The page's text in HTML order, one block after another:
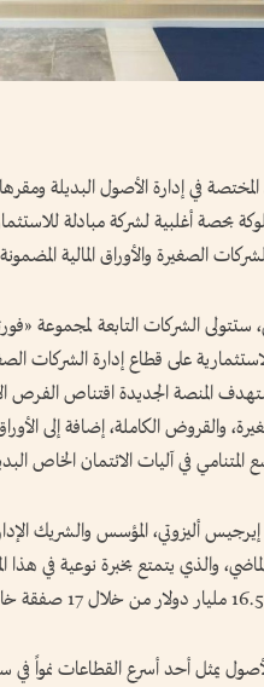
في إدارة الأصول البديلة
بحصة أغلبية لشركة مبادلة
الصغيرة والأوراق المالية
الشركات التابعة لمجموعة
على قطاع إدارة الشركات
المنصة الجديدة اقتناص الفرص
الكاملة، إضافة إلى الأوراق
في آليات الائتمان الخاص
أليزوتي، المؤسس والشريك
والذي يتمتع بخبرة نوعية في
يمثل أحد أسرع القطاعات نمواً